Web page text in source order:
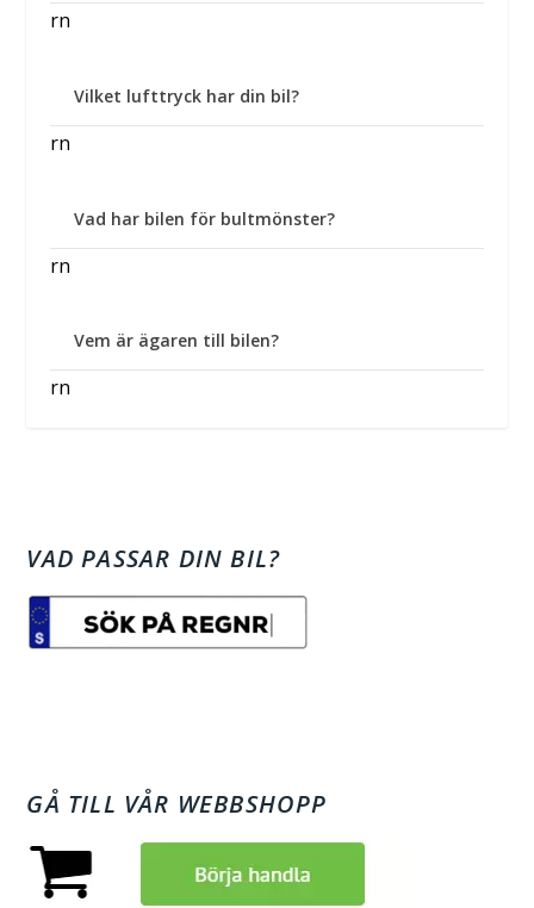
rn
Vilket lufttryck har din bil?
rn
Vad har bilen för bultmönster?
rn
Vem är ägaren till bilen?
rn
VAD PASSAR DIN BIL?
GÅ TILL VÅR WEBBSHOPP